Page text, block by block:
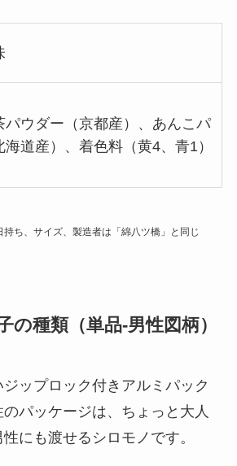
パウダー（京都産）、あんこパ
海道産）、着色料（黄4、青1）
ち、サイズ、製造者は「綿八ツ橋」と同じ
の種類（単品-男性図柄）
ップロック付きアルミパック
パッケージは、ちょっと大人
にも渡せるシロモノです。